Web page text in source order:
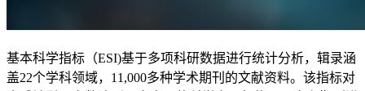
基本科学指标（ESI)基于多项科研数据进行统计分析，辑录涵
盖22个学科领域，11,000多种学术期刊的文献资料。该指标对